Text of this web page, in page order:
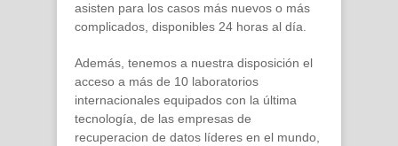
asisten para los casos más nuevos o más
complicados, disponibles 24 horas al día.
Además, tenemos a nuestra disposición el
acceso a más de 10 laboratorios
internacionales equipados con la última
tecnología, de las empresas de
recuperacion de datos líderes en el mundo,